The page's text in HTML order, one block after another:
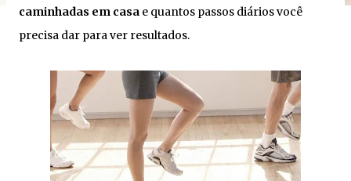
caminhadas em casa e quantos passos diários você
precisa dar para ver resultados.